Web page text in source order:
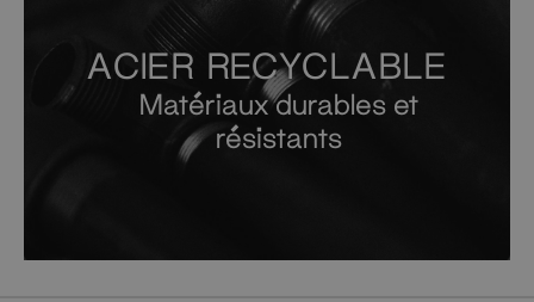
ACIER RECYCLABLE
Matériaux durables et
résistants